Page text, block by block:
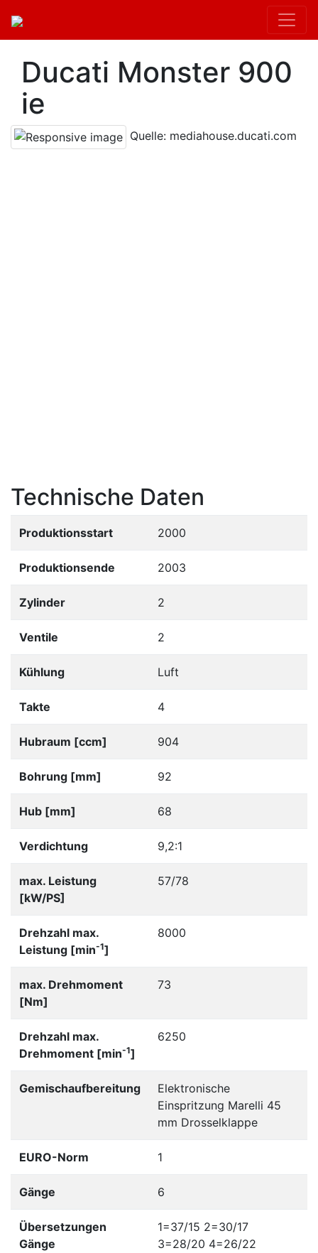
Ducati Monster 900
ie
Quelle: mediahouse.ducati.com
Technische Daten
Produktionsstart 2000
Produktionsende 2003
Zylinder 2
Ventile 2
Kühlung Luft
Takte 4
Hubraum [ccm] 904
Bohrung [mm] 92
Hub [mm] 68
Verdichtung 9,2:1
max. Leistung
[kW/PS]
57/78
Drehzahl max.
Leistung [min-1]
8000
max. Drehmoment
[Nm]
73
Drehzahl max.
Drehmoment [min-1]
6250
Gemischaufbereitung
Elektronische
Einspritzung Marelli 45
mm Drosselklappe
EURO-Norm 1
Gänge 6
Übersetzungen
Gänge
1=37/15 2=30/17
3=28/20 4=26/22